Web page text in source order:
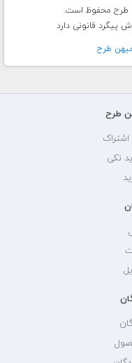
پیگرد قانونی دارد
طرح
طرح
تکی